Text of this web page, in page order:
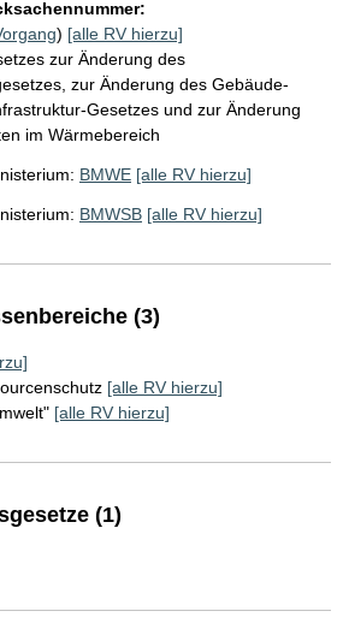
) [alle RV hierzu]
zur Änderung des
zur Änderung des Gebäude-
Gesetzes und zur Änderung
im Wärmebereich
BMWE [alle RV hierzu]
BMWSB [alle RV hierzu]
(3)
[alle RV hierzu]
[alle RV hierzu]
(1)